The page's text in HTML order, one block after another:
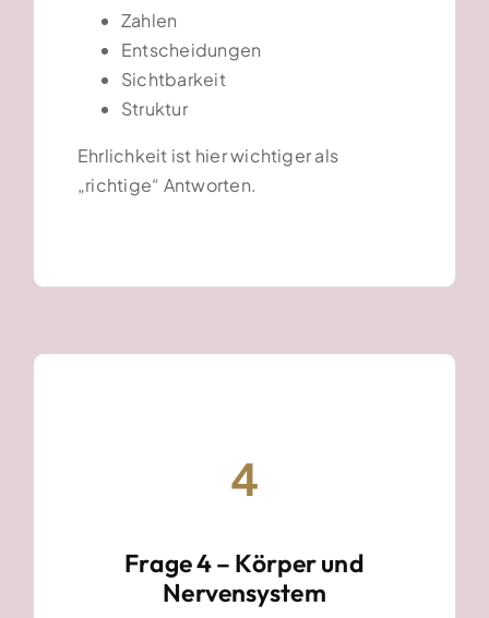
Zahlen
Entscheidungen
Sichtbarkeit
Struktur
Ehrlichkeit ist hier wichtiger als
„richtige“ Antworten.
4
Frage 4 – Körper und
Nervensystem